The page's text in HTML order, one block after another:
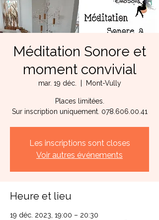
Méditation Sonore et
moment convivial
mar. 19 déc. Mont-Vully
Places limitées.
Sur inscription uniquement. 078.606.00.41
Les inscriptions sont closes
Voir autres événements
Heure et lieu
19 déc. 2023, 19:00 – 20:30